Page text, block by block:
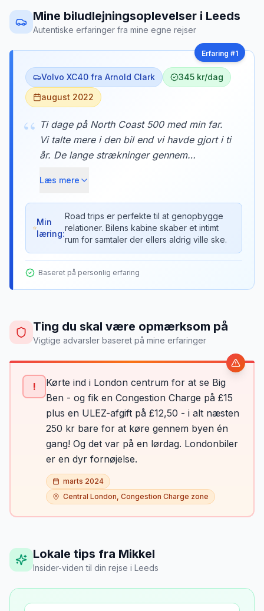
Mine biludlejningsoplevelser i Leeds
Autentiske erfaringer fra mine egne rejser
Erfaring #1
Volvo XC40 fra Arnold Clark
345 kr/dag
august 2022
“ Ti dage på North Coast 500 med min far.
Vi talte mere i den bil end vi havde gjort i ti
år. De lange strækninger gennem
have haft derhjemme. Ved Smoo Cave
fortalte han mig om sin ungdom, ved Loch
Ness delte vi barndomsminder. Bilen blev
et rum for forbindelse.
Læs mere
Min
læring:
Road trips er perfekte til at genopbygge
relationer. Bilens kabine skaber et intimt
rum for samtaler der ellers aldrig ville ske.
Baseret på personlig erfaring
Ting du skal være opmærksom på
Vigtige advarsler baseret på mine erfaringer
!
Kørte ind i London centrum for at se Big
Ben - og fik en Congestion Charge på £15
plus en ULEZ-afgift på £12,50 - i alt næsten
250 kr bare for at køre gennem byen én
gang! Og det var på en lørdag. Londonbiler
er en dyr fornøjelse.
marts 2024
Central London, Congestion Charge zone
Lokale tips fra Mikkel
Insider-viden til din rejse i Leeds